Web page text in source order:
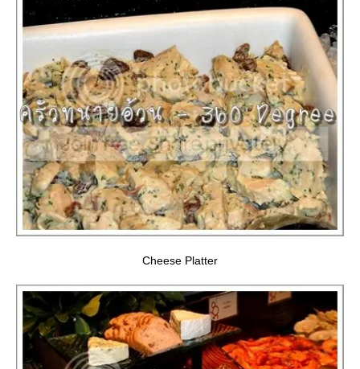
Cheese Platter